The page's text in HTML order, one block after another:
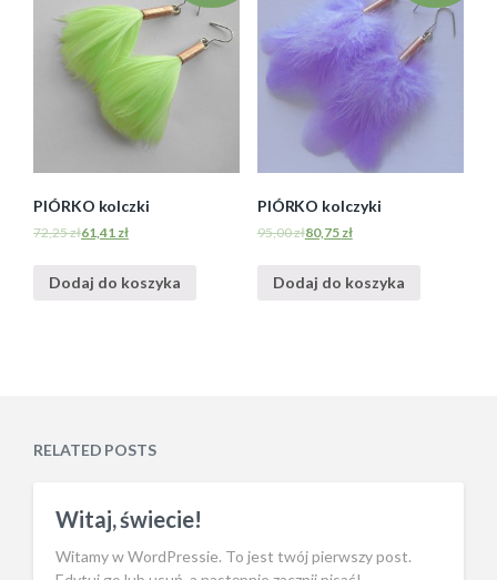
PIÓRKO kolczki
72,25zł61,41 zł
Dodaj do koszyka
PIÓRKO kolczyki
95,00zł80,75 zł
Dodaj do koszyka
RELATED POSTS
Witaj, świecie!
Witamy w WordPressie. To jest twój pierwszy post.